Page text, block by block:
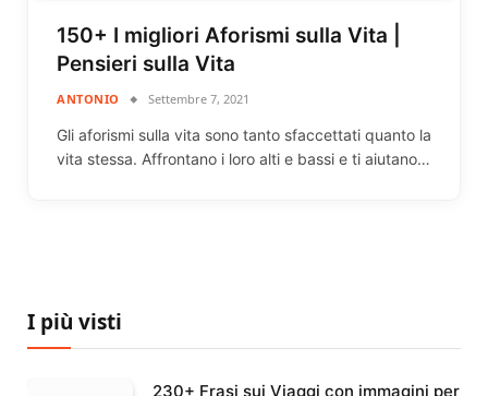
150+ I migliori Aforismi sulla Vita |
Pensieri sulla Vita
ANTONIO Settembre 7, 2021
Gli aforismi sulla vita sono tanto sfaccettati quanto la
vita stessa. Affrontano i loro alti e bassi e ti aiutano…
I più visti
230+ Frasi sui Viaggi con immagini per